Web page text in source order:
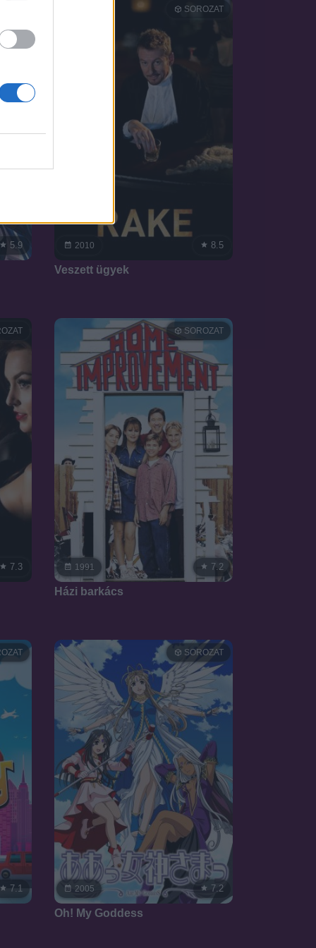
5.9 2010
SOROZAT
8.5
Veszett ügyek
7.3 1991
SOROZAT
7.2
Házi barkács
7.1 2005
SOROZAT
7.2
Oh! My Goddess